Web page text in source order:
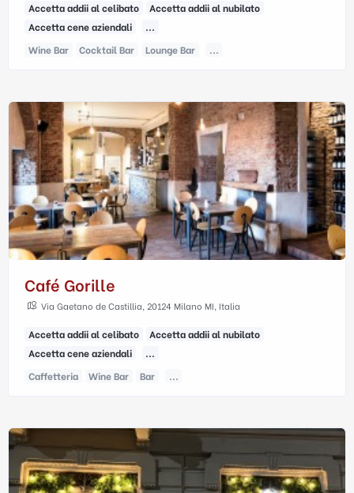
Accetta addii al celibato
Accetta addii al nubilato
Accetta cene aziendali
...
Wine Bar
Cocktail Bar Lounge Bar ...
Café Gorille
Via Gaetano de Castillia, 20124 Milano MI, Italia
Accetta addii al celibato
Accetta addii al nubilato
Accetta cene aziendali
...
Caffetteria
Wine Bar Bar ...